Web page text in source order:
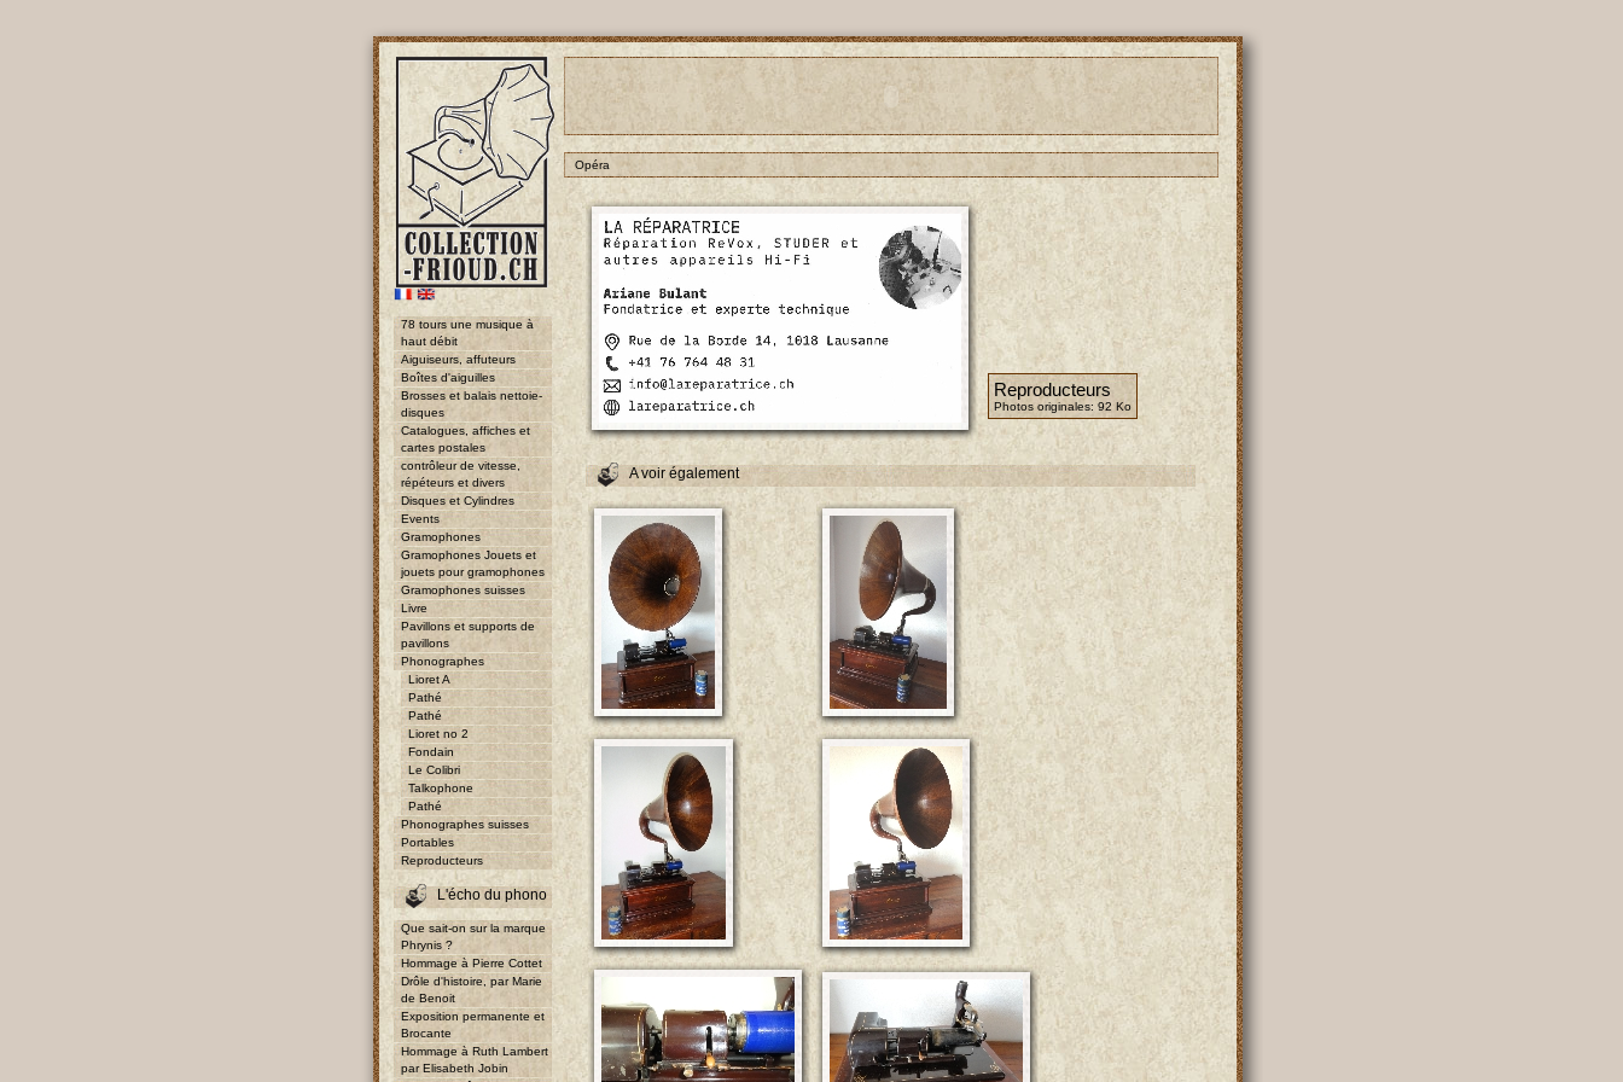
78 tours une musique à
haut débit
Aiguiseurs, affuteurs
Boîtes d'aiguilles
Brosses et balais nettoie-
disques
Catalogues, affiches et
cartes postales
contrôleur de vitesse,
répéteurs et divers
Disques et Cylindres
Events
Gramophones
Gramophones Jouets et
jouets pour gramophones
Gramophones suisses
Livre
Pavillons et supports de
pavillons
Phonographes
Lioret A
Pathé
Pathé
Lioret no 2
Fondain
Le Colibri
Talkophone
Pathé
Phonographes suisses
Portables
Reproducteurs
L'écho du phono
Que sait-on sur la marque
Phrynis ?
Hommage à Pierre Cottet
Drôle d'histoire, par Marie
de Benoit
Exposition permanente et
Brocante
Hommage à Ruth Lambert
par Elisabeth Jobin
Opéra
Reproducteurs
Photos originales: 92 Ko
A voir également